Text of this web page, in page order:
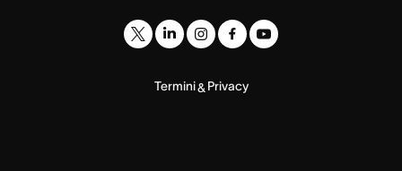
Termini& Privacy